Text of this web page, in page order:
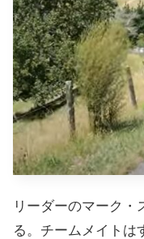
リーダーのマーク
る。チームメイトは